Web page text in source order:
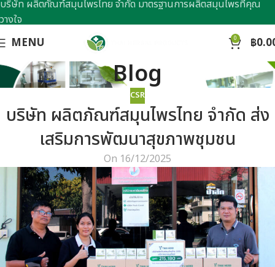
MENU 0 ฿
Blog
CSR
บริษัท ผลิตภัณฑ์สมุนไพรไทย จำกัด ส่ง
เสริมการพัฒนาสุขภาพชุมชน
On 16/12/2025
บริษัท ผลิตภัณฑ์สมุนไพรไทย จำกัด มาตรฐานการผลิตสมุนไพรที่คุณ
วางใจ